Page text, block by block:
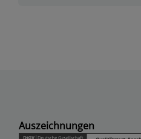
Auszeichnungen